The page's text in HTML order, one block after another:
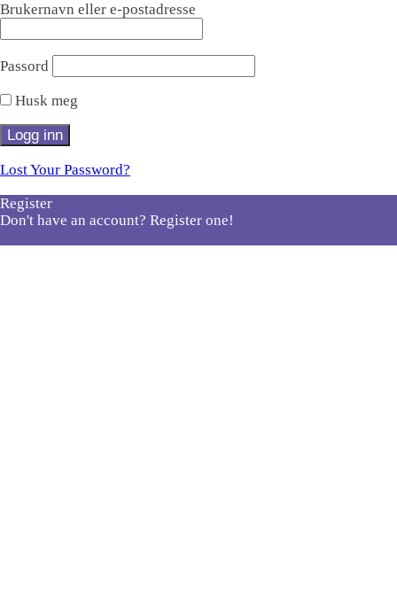
Brukernavn eller e-postadresse
Passord
Husk meg
Lost Your Password?
Register
Don't have an account? Register one!